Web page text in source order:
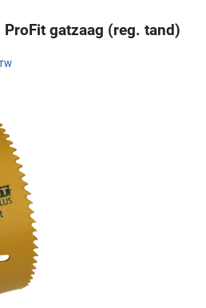
gatzaag (reg. tand)